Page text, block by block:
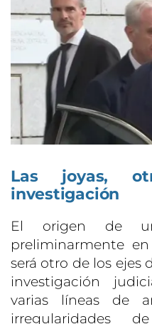
Las joyas,
investigación
El origen de
preliminarmente
será otro de los ejes
investigación
varias líneas de
irregularidades